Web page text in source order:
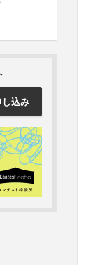
し込み